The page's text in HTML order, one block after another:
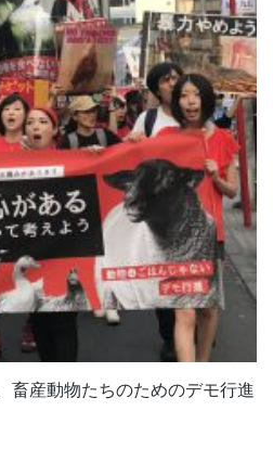
畜産動物たちのためのデモ行進